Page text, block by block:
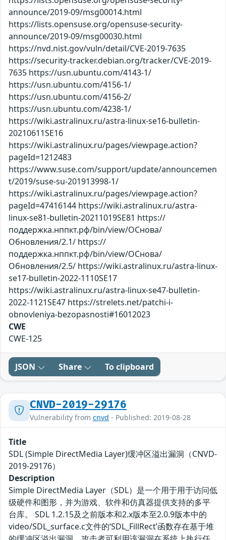
announce/2019-09/msg00014.html
https://lists.opensuse.org/opensuse-security-
announce/2019-09/msg00030.html
https://nvd.nist.gov/vuln/detail/CVE-2019-7635
https://security-tracker.debian.org/tracker/CVE-2019-
7635 https://usn.ubuntu.com/4143-1/
https://usn.ubuntu.com/4156-1/
https://usn.ubuntu.com/4156-2/
https://usn.ubuntu.com/4238-1/
https://wiki.astralinux.ru/astra-linux-se16-bulletin-
20210611SE16
https://wiki.astralinux.ru/pages/viewpage.action?
pageId=1212483
https://www.suse.com/support/update/announcemen
t/2019/suse-su-201913998-1/
https://wiki.astralinux.ru/pages/viewpage.action?
pageId=47416144 https://wiki.astralinux.ru/astra-
linux-se81-bulletin-20211019SE81 https://
поддержка.нппкт.рф/bin/view/ОСнова/
Обновления/2.1/ https://
поддержка.нппкт.рф/bin/view/ОСнова/
Обновления/2.5/ https://wiki.astralinux.ru/astra-linux-
se17-bulletin-2022-1110SE17
https://wiki.astralinux.ru/astra-linux-se47-bulletin-
2022-1121SE47 https://strelets.net/patchi-i-
obnovleniya-bezopasnosti#16012023
CWE
CWE-125
JSON Share To clipboard
CNVD-2019-29176
Vulnerability from cnvd - Published: 2019-08-28
Title
SDL (Simple DirectMedia Layer)缓冲区溢出漏洞（CNVD-
2019-29176）
Description
Simple DirectMedia Layer（SDL）是一个用于用于访问低
级硬件和图形，并为游戏、软件和仿真器提供支持的多平
台库。 SDL 1.2.15及之前版本和2.x版本至2.0.9版本中的
video/SDL_surface.c文件的‘SDL_FillRect’函数存在基于堆